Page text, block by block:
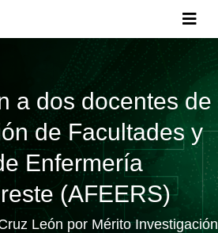
a dos docentes de
de Facultades y
Enfermería
(AFEERS)
León por Mérito Investigación